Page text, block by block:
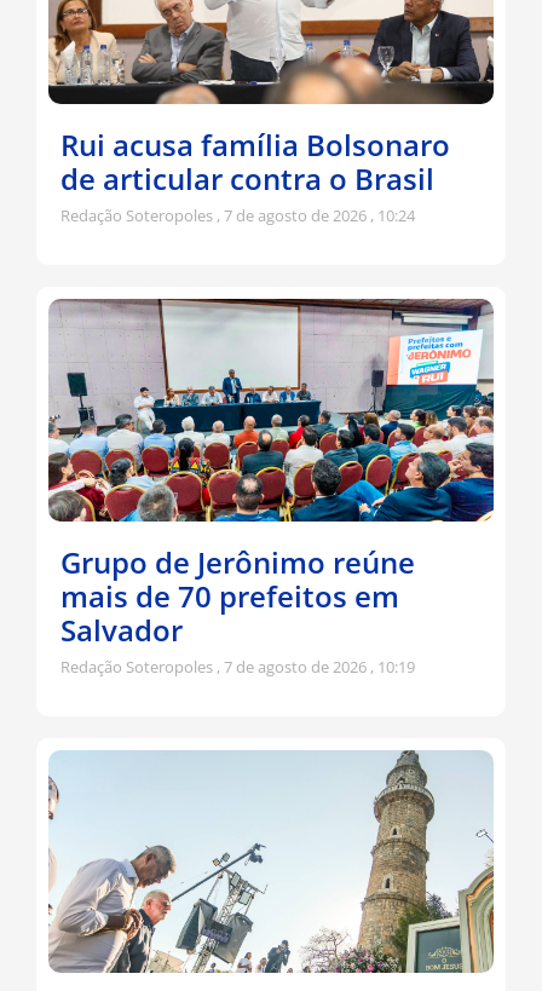
Rui acusa família Bolsonaro
de articular contra o Brasil
Redação Soteropoles 7 de agosto de 2026 10:24
Grupo de Jerônimo reúne
mais de 70 prefeitos em
Salvador
Redação Soteropoles 7 de agosto de 2026 10:19